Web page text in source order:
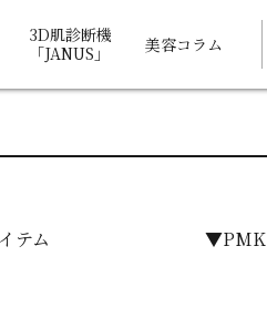
3D肌診断機
「JANUS」
美容コラム
テム ▼PMK